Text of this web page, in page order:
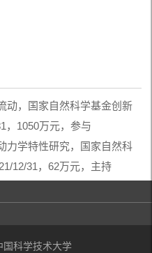
动，国家自然科学基金创新
，1050万元，参与
力学特性研究，国家自然科
12/31，62万元，主持
科学技术大学